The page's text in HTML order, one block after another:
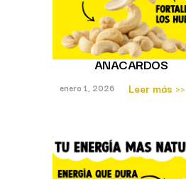
ANACARDOS
enero 1, 2026 Leer más >>